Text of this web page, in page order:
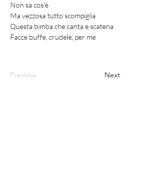
Non sa cos'è
Ma vezzosa tutto scompiglia
Questa bimba che canta e scatena
Facce buffe, crudele, per me
Previous Next